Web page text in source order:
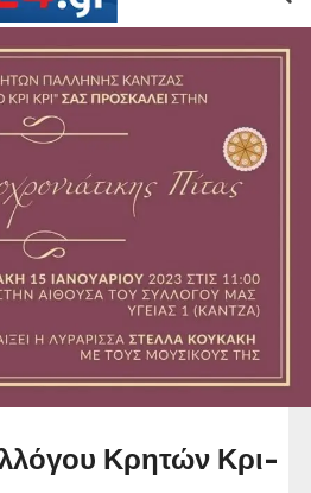
Κρητών Κρι-